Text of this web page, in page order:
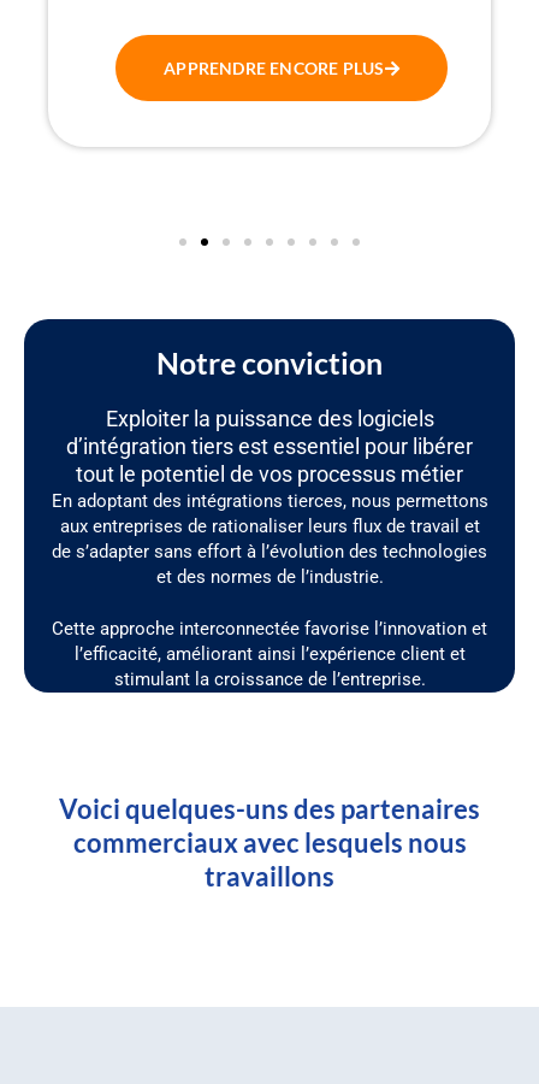
APPRENDRE ENCORE PLUS
Notre conviction
Exploiter la puissance des logiciels
d’intégration tiers est essentiel pour libérer
tout le potentiel de vos processus métier
En adoptant des intégrations tierces, nous permettons
aux entreprises de rationaliser leurs flux de travail et
de s’adapter sans effort à l’évolution des technologies
et des normes de l’industrie.
Cette approche interconnectée favorise l’innovation et
l’efficacité, améliorant ainsi l’expérience client et
stimulant la croissance de l’entreprise.
Voici quelques-uns des partenaires
commerciaux avec lesquels nous
travaillons